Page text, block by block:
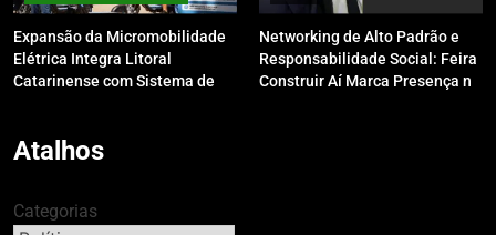
Expansão da Micromobilidade
Elétrica Integra Litoral
Catarinense com Sistema de
Networking de Alto Padrão e
Responsabilidade Social: Feira
Construir Aí Marca Presença no
Atalhos
Categorias